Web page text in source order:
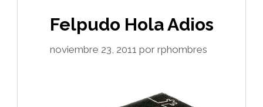
Felpudo Hola Adios
noviembre 23, 2011 por rphombres